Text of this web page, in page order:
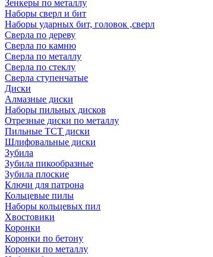
Зенкеры по металлу
Наборы сверл и бит
Наборы ударных бит, головок ,сверл
Сверла по дереву
Сверла по камню
Сверла по металлу
Сверла по стеклу
Сверла ступенчатые
Диски
Алмазные диски
Наборы пильных дисков
Отрезные диски по металлу
Пильные TCT диски
Шлифовальные диски
Зубила
Зубила пикообразные
Зубила плоские
Ключи для патрона
Кольцевые пилы
Наборы кольцевых пил
Хвостовики
Коронки
Коронки по бетону
Коронки по металлу